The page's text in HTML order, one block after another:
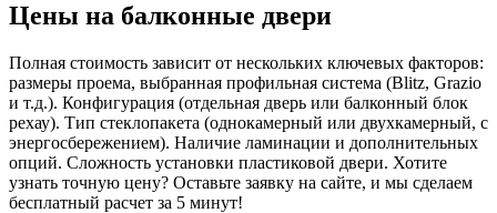
Цены на балконные двери
Полная стоимость зависит от нескольких ключевых факторов:
размеры проема, выбранная профильная система (Blitz, Grazio
и т.д.). Конфигурация (отдельная дверь или балконный блок
рехау). Тип стеклопакета (однокамерный или двухкамерный, с
энергосбережением). Наличие ламинации и дополнительных
опций. Сложность установки пластиковой двери. Хотите
узнать точную цену? Оставьте заявку на сайте, и мы сделаем
бесплатный расчет за 5 минут!